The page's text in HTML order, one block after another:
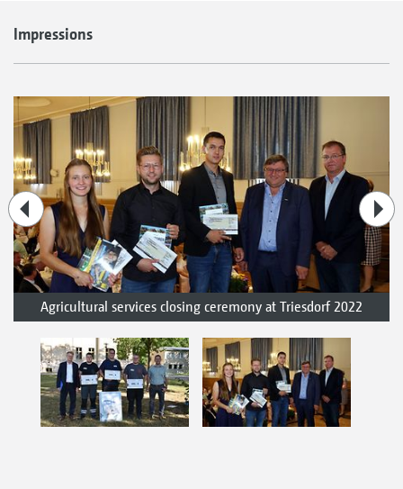
Impressions
Agricultural services closing ceremony at Triesdorf 2022